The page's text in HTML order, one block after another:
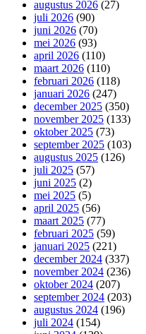
augustus 2026 (27)
juli 2026 (90)
juni 2026 (70)
mei 2026 (93)
april 2026 (110)
maart 2026 (110)
februari 2026 (118)
januari 2026 (247)
december 2025 (350)
november 2025 (133)
oktober 2025 (73)
september 2025 (103)
augustus 2025 (126)
juli 2025 (57)
juni 2025 (2)
mei 2025 (5)
april 2025 (56)
maart 2025 (77)
februari 2025 (59)
januari 2025 (221)
december 2024 (337)
november 2024 (236)
oktober 2024 (207)
september 2024 (203)
augustus 2024 (196)
juli 2024 (154)